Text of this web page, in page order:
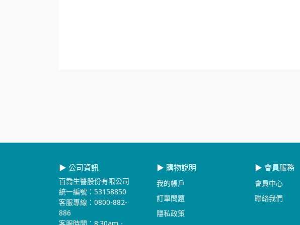
▶ 公司資訊
百喬生醫股份有限公司
統一編號：53158850
客服專線：0800-882-
886
▶ 購物說明
我的帳戶
訂單問題
隱私政策
▶ 會員服務
會員中心
聯絡我們